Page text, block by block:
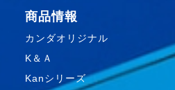
商品情報
カンダオリジナル
K＆Ａ
Kanシリーズ